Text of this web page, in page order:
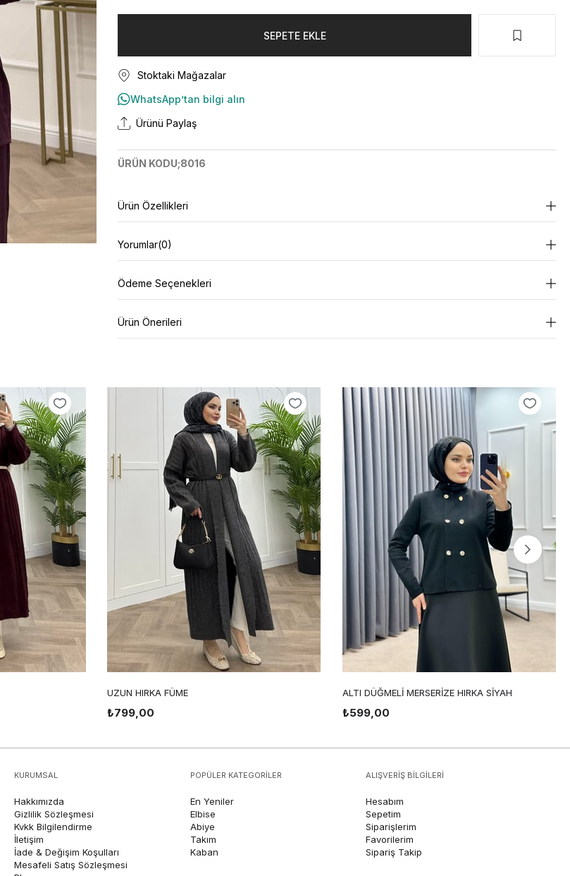
Stoktaki Mağazalar
WhatsApp’tan bilgi alın
Ürünü Paylaş
ÜRÜN KODU;8016
Ürün Özellikleri
Yorumlar(0)
Ödeme Seçenekleri
Ürün Önerileri
UZUN HIRKA FÜME
₺799,00
ALTI DÜĞMELİ MERSERİZE HIRKA SİYAH
₺599,00
KURUMSAL
Hakkımızda
Gizlilik Sözleşmesi
Kvkk Bilgilendirme
İletişim
İade & Değişim Koşulları
Mesafeli Satış Sözleşmesi
POPÜLER KATEGORİLER
En Yeniler
Elbise
Abiye
Takım
Kaban
ALIŞVERİŞ BİLGİLERİ
Hesabım
Sepetim
Siparişlerim
Favorilerim
Sipariş Takip